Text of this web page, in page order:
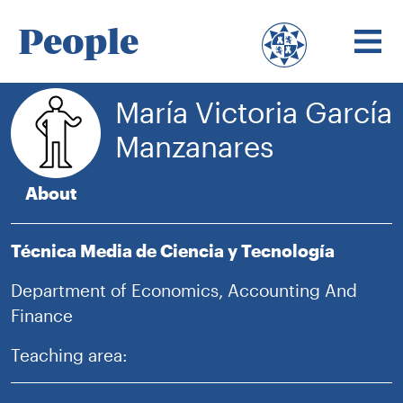
People
María Victoria García
Manzanares
About
Técnica Media de Ciencia y Tecnología
Department of Economics, Accounting And
Finance
Teaching area: